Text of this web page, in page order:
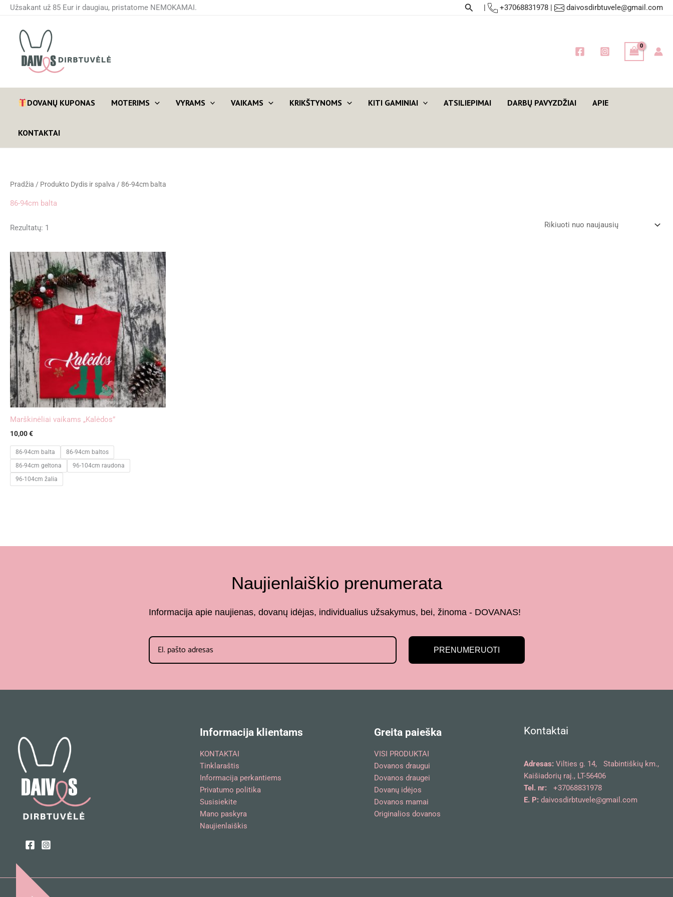
Pereiti
turinio
Užsakant už 85 Eur ir daugiau, pristatome NEMOKAMAI. Paieška
| +37068831978 | daivosdirbtuvele@gmail.com
DOVANŲ KUPONAS MOTERIMS VYRAMS VAIKAMS KRIKŠTYNOMS KITI GAMINIAI ATSILIEPIMAI DARBŲ PAVYZDŽIAI APIE
KONTAKTAI
Pradžia / Produkto Dydis ir spalva / 86-94cm balta
86-94cm balta
Rezultatų: 1
Marškinėliai vaikams „Kalėdos”
10,00€
86-94cm balta
86-94cm baltos
86-94cm geltona
96-104cm raudona
96-104cm žalia
Naujienlaiškio prenumerata
Informacija apie naujienas, dovanų idėjas, individualius užsakymus, bei, žinoma - DOVANAS!
PRENUMERUOTI
Informacija klientams
KONTAKTAI
Tinklaraštis
Informacija perkantiems
Privatumo politika
Susisiekite
Mano paskyra
Naujienlaiškis
Greita paieška
VISI PRODUKTAI
Dovanos draugui
Dovanos draugei
Dovanų idėjos
Dovanos mamai
Originalios dovanos
Kontaktai
Adresas:Vilties g. 14, Stabintiškių km.,
Kaišiadorių raj., LT-56406
Tel. nr:
+37068831978
E. P: daivosdirbtuvele@gmail.com